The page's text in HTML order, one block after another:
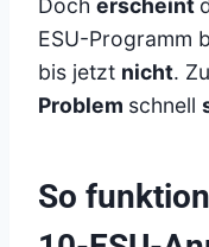
Doch erscheint
ESU-Programm
bis jetzt nicht.
Problem schnell
So